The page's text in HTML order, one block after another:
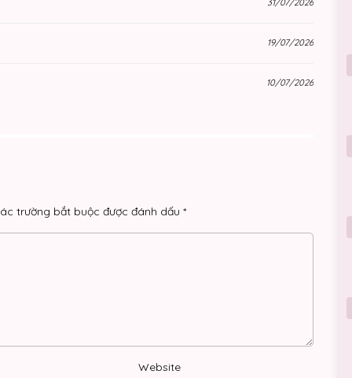
31/07/2026
19/07/2026
10/07/2026
trường bắt buộc được đánh dấu *
Website